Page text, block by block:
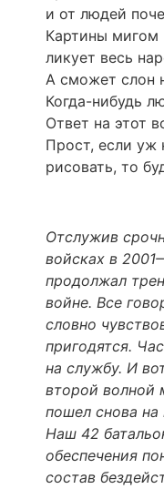
и от людей
Картины мигом
ликует весь
А сможет слон
Когда-нибудь
Ответ на этот
Прост, если уж
рисовать, то
Отслужив
войсках в
продолжал
войне. Все
словно
пригодятся.
на службу. И
второй волной
пошел снова на
Наш 42
обеспечения
состав